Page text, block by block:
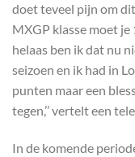
doet teveel pijn om
MXGP klasse moet
helaas ben ik dat nu
seizoen en ik had in
punten maar een
tegen,’’ vertelt een
In de komende